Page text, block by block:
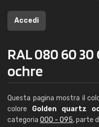
Accedi
RAL 080 60
ochre
Questa pagina mostra il
colore Golden quartz
categoria 000 - 095, parte